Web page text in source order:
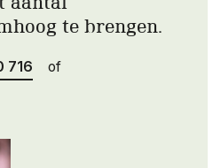
te brengen.
716
of